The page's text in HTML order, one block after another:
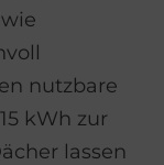
nutzbare
kWh zur
lassen